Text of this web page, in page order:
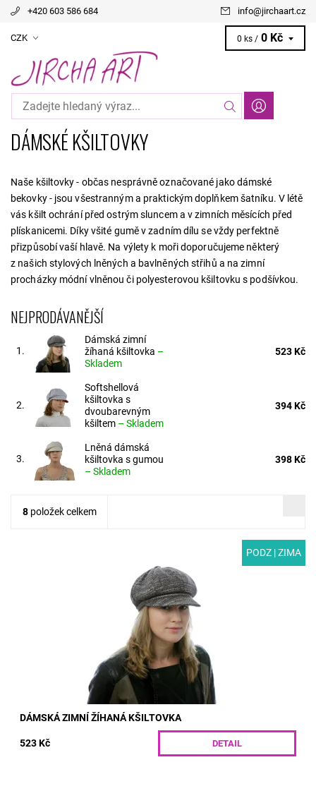
+420 603 586 684 info@jirchaart.cz
CZK 0 ks / 0 Kč
DÁMSKÉ KŠILTOVKY
Naše kšiltovky - občas nesprávně označované jako dámské
bekovky - jsou všestranným a praktickým doplňkem šatníku. V létě
vás kšilt ochrání před ostrým sluncem a v zimních měsících před
plískanicemi. Díky všité gumě v zadním dílu se vždy perfektně
přizpůsobí vaší hlavě. Na výlety k moři doporučujeme některý
z našich stylových lněných a bavlněných střihů a na zimní
procházky módní vlněnou či polyesterovou kšiltovku s podšívkou.
NEJPRODÁVANĚJŠÍ
1.
Dámská zimní
žíhaná kšiltovka –
Skladem
523 Kč
2.
Softshellová
kšiltovka s
dvoubarevným
kšiltem – Skladem
394 Kč
3.
Lněná dámská
kšiltovka s gumou
– Skladem
398 Kč
8 položek celkem
PODZ | ZIMA
MODEL: T05-13 | Stylová dámská kšiltovka pro podzim a zimu
z originální žíhané polyesterové látky. Všitá guma v zadním dílu
DÁMSKÁ ZIMNÍ ŽÍHANÁ KŠILTOVKA
523 Kč DETAIL